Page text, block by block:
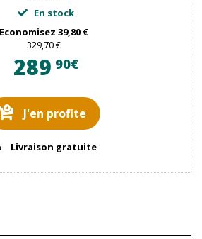
En stock
Economisez 39,80 €
329,70 €
289 90€
J'en profite
Livraison gratuite